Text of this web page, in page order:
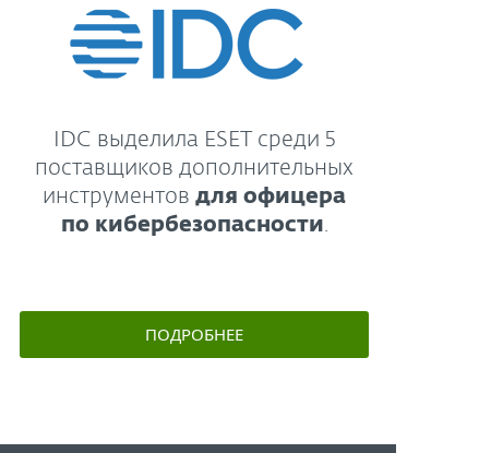
IDC выделила ESET среди 5
поставщиков дополнительных
инструментов для офицера
по кибербезопасности.
ПОДРОБНЕЕ